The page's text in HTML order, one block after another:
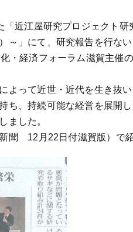
「近江屋研究プロジェクト
～」にて、研究報告を行ない
・経済フォーラム滋賀主催
よって近世・近代を生き抜
ち、持続可能な経営を展開
ました。
聞 12月22日付滋賀版）で紹